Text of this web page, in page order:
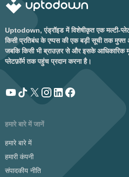
Uptodown, एंड्रॉइड में विशेषीकृत एक मल्टी-
किसी प्रतिबंध के एप्पस की एक बड़ी सूची तक
जबकि किसी भी ब्राउज़र से और इसके आधिकारिक
प्लेटफ़ॉर्म तक पहुंच प्रदान करना है।
हमारे बारे में जानें
हमारे बारे में
हमारी कंपनी
संपादकीय नीति